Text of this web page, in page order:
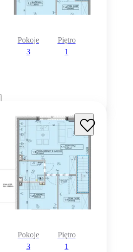
Pokoje
3
Piętro
1
Pokoje
3
Piętro
1